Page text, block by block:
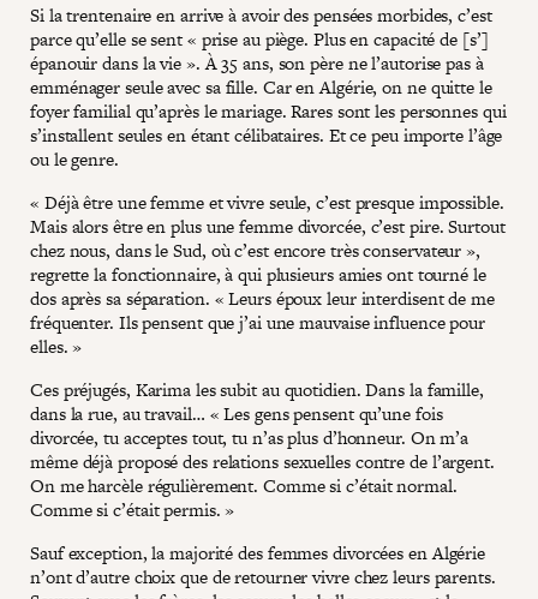
Si la trentenaire en arrive à avoir des pensées morbides, c’est
parce qu’elle se sent « prise au piège. Plus en capacité de [s’]
épanouir dans la vie ». À 35 ans, son père ne l’autorise pas à
emménager seule avec sa fille. Car en Algérie, on ne quitte le
foyer familial qu’après le mariage. Rares sont les personnes qui
s’installent seules en étant célibataires. Et ce peu importe l’âge
ou le genre.
« Déjà être une femme et vivre seule, c’est presque impossible.
Mais alors être en plus une femme divorcée, c’est pire. Surtout
chez nous, dans le Sud, où c’est encore très conservateur »,
regrette la fonctionnaire, à qui plusieurs amies ont tourné le
dos après sa séparation. « Leurs époux leur interdisent de me
fréquenter. Ils pensent que j’ai une mauvaise influence pour
elles. »
Ces préjugés, Karima les subit au quotidien. Dans la famille,
dans la rue, au travail… « Les gens pensent qu’une fois
divorcée, tu acceptes tout, tu n’as plus d’honneur. On m’a
même déjà proposé des relations sexuelles contre de l’argent.
On me harcèle régulièrement. Comme si c’était normal.
Comme si c’était permis. »
Sauf exception, la majorité des femmes divorcées en Algérie
n’ont d’autre choix que de retourner vivre chez leurs parents.